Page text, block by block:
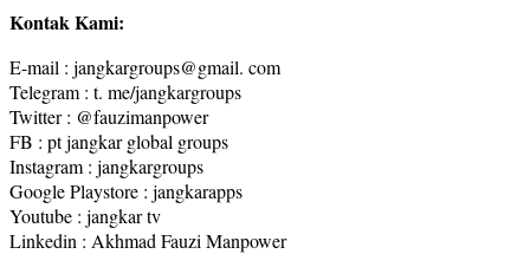
Kontak Kami:
E-mail : jangkargroups@gmail. com
Telegram : t. me/jangkargroups
Twitter : @fauzimanpower
FB : pt jangkar global groups
Instagram : jangkargroups
Google Playstore : jangkarapps
Youtube : jangkar tv
Linkedin : Akhmad Fauzi Manpower